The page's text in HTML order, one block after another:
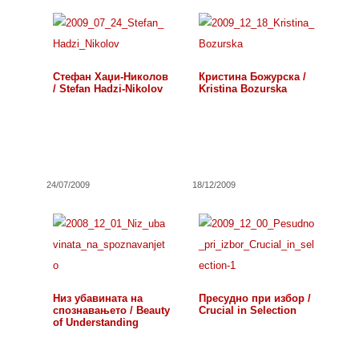
Стефан Хаџи-Николов
/ Stefan Hadzi-Nikolov
24/07/2009
Кристина Божурска /
Kristina Bozurska
18/12/2009
Низ убавината на
спознавањето / Beauty
of Understanding
Пресудно при избор /
Crucial in Selection